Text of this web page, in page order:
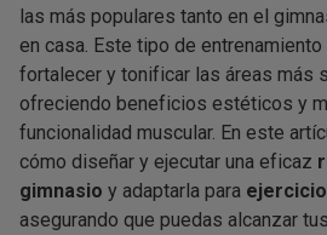
las más populares tanto en el
en casa. Este tipo de
fortalecer y tonificar las áreas más
ofreciendo beneficios estéticos y
funcionalidad muscular. En este
cómo diseñar y ejecutar una eficaz
gimnasio y adaptarla para
asegurando que puedas alcanzar